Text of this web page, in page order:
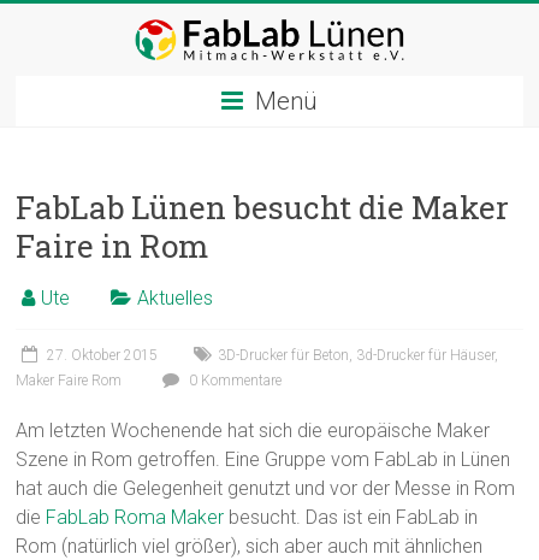
Menü
FabLab Lünen besucht die Maker
Faire in Rom
Ute Aktuelles
27. Oktober 2015 3D-Drucker für Beton, 3d-Drucker für Häuser,
Maker Faire Rom
0 Kommentare
Am letzten Wochenende hat sich die europäische Maker
Szene in Rom getroffen. Eine Gruppe vom FabLab in Lünen
hat auch die Gelegenheit genutzt und vor der Messe in Rom
die FabLab Roma Maker besucht. Das ist ein FabLab in
Rom (natürlich viel größer), sich aber auch mit ähnlichen